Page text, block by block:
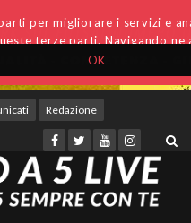
OK
per migliorare i servizi e
terze parti. Navigando
Redazione